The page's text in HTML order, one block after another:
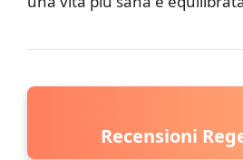
Recensioni